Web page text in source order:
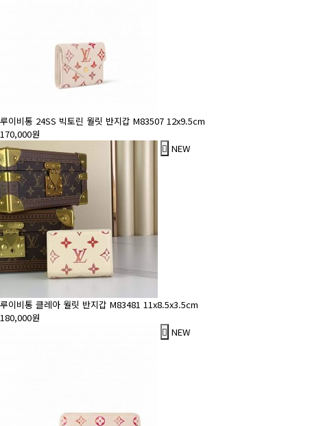
루이비통 24SS 빅토린 월릿 반지갑 M83507 12x9.5cm
170,000원
NEW
루이비통 클레아 월릿 반지갑 M83481 11x8.5x3.5cm
180,000원
NEW